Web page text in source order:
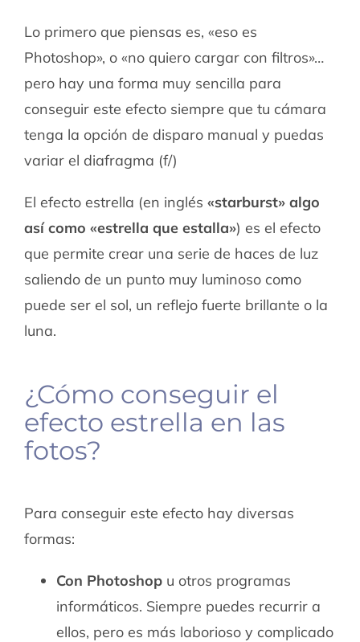
Lo primero que piensas es, «eso es
Photoshop», o «no quiero cargar con filtros»…
pero hay una forma muy sencilla para
conseguir este efecto siempre que tu cámara
tenga la opción de disparo manual y puedas
variar el diafragma (f/)
El efecto estrella (en inglés «starburst» algo
así como «estrella que estalla») es el efecto
que permite crear una serie de haces de luz
saliendo de un punto muy luminoso como
puede ser el sol, un reflejo fuerte brillante o la
luna.
¿Cómo conseguir el
efecto estrella en las
fotos?
Para conseguir este efecto hay diversas
formas:
Con Photoshopu otros programas
informáticos. Siempre puedes recurrir a
ellos, pero es más laborioso y complicado